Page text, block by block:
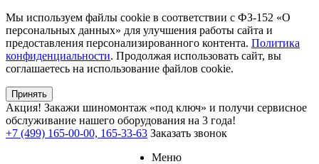
Мы используем файлы cookie в соответствии с ФЗ-152 «О
персональных данных» для улучшения работы сайта и
предоставления персонализированного контента. Политика
конфиденциальности. Продолжая использовать сайт, вы
соглашаетесь на использование файлов cookie.
Принять
Акция! Закажи шиномонтаж «под ключ» и получи сервисное
обслуживание нашего оборудования на 3 года!
+7 (499) 165-00-00, 165-33-63 Заказать звонок
Меню